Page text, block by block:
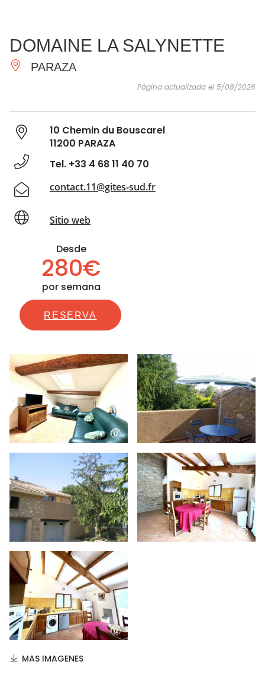
IMPRESCINDIBLES
HACER
INSPIRACIONES
DOMAINE LA SALYNETTE
PARAZA
Página actualizada el 5/08/2026
10 Chemin du Bouscarel
11200 PARAZA
Tel. +33 4 68 11 40 70
contact.11@gites-sud.fr
Sitio web
Desde
280€
por semana
RESERVA
MAS IMAGENES